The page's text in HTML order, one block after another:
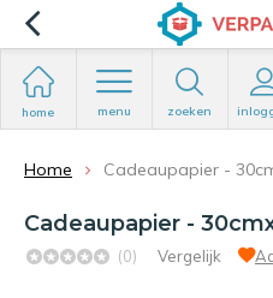
home menu zoeken
Home Cadeaupapier -
Cadeaupapier -
(0) Vergelijk